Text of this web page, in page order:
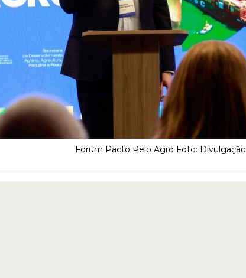
Forum Pacto Pelo Agro Foto: Divulgação